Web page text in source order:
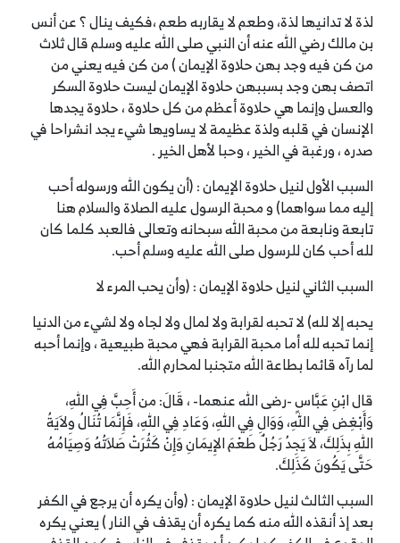
لذة لا تدانيها لذة، وطعم لا يقاربه طعم ،فكيف ينال ؟ عن أنس
بن مالك رضي الله عنه أن النبي صلى الله عليه وسلم قال ثلاث
من كن فيه وجد بهن حلاوة الإيمان ) من كن فيه يعني من
اتصف بهن وجد بسببهن حلاوة الإيمان ليست حلاوة السكر
والعسل وإنما هي حلاوة أعظم من كل حلاوة ، حلاوة يجدها
الإنسان في قلبه ولذة عظيمة لا يساويها شيء يجد انشراحا في
صدره ، ورغبة في الخير ، وحبا لأهل الخير .
السبب الأول لنيل حلاوة الإيمان : (أن يكون الله ورسوله أحب
إليه مما سواهما) و محبة الرسول عليه الصلاة والسلام هنا
تابعة ونابعة من محبة الله سبحانه وتعالى فالعبد كلما كان
لله أحب كان للرسول صلى الله عليه وسلم أحب.
السبب الثاني لنيل حلاوة الإيمان : (وأن يحب المرء لا
يحبه إلا لله) لا تحبه لقرابة ولا لمال ولا لجاه ولا لشيء من الدنيا
إنما تحبه لله أما محبة القرابة فهي محبة طبيعية ، وإنما أحبه
لما رآه قائما بطاعة الله متجنبا لمحارم الله.
قال ابْنِ عَبَّاسٍ -رضى الله عنهما- ، قَالَ: من أَحِبَّ فِي اللهِ،
وَأَبْغِض فِي اللهِ، وَوَالِ فِي اللهِ، وَعَادِ فِي اللهِ، فَإِنَّمَا تُنَالُ وِلاَيَةُ
اللهِ بِذَلِكَ، لاَ يَجِدُ رَجُلٌ طَعْمَ الإِيمَانِ وَإِنْ كَثُرَتْ صَلاَتُهُ وَصِيَامُهُ
حَتَّى يَكُونَ كَذَلِكَ.
السبب الثالث لنيل حلاوة الإيمان : (وأن يكره أن يرجع في الكفر
بعد إذ أنقذه الله منه كما يكره أن يقذف في النار ) يعني يكره